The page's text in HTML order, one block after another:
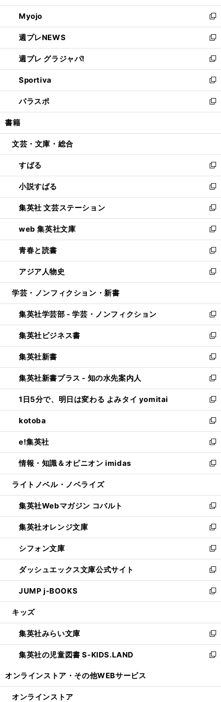
開
く
ウ
で
開
く
ン
ド
ウ
で
開
く
ウ
ィ
ン
ド
ウ
で
開
く
Myojo
新
し
い
ウ
ィ
ン
ド
ウ
で
開
週プレNEWS
新
し
い
ウ
ィ
ン
ド
ウ
開
週プレ グラジャパ!
新
し
い
ウ
ィ
ン
ウ
開
く
Sportiva
新
し
い
ウ
ン
ウ
で
開
く
パラスポ
新
し
ウ
ン
ド
ウ
で
開
く
書籍
文芸・文庫・総合
すばる
新
し
い
ウ
ィ
ン
ド
ウ
で
開
く
小説すばる
新
し
い
ウ
ィ
ン
ド
ウ
で
開
集英社 文芸ステーション
新
し
い
ウ
ィ
ン
ド
ウ
開
く
web 集英社文庫
新
し
い
ウ
ィ
ン
ウ
で
開
く
青春と読書
新
し
い
ウ
ン
ド
ウ
で
開
く
アジア人物史
新
し
ウ
ィ
ン
ド
ウ
で
開
く
学芸・ノンフィクション・新書
集英社学芸部 - 学芸・ノンフィクション
新
し
い
ウ
ィ
ン
ド
ウ
で
開
く
集英社ビジネス書
新
し
い
ウ
ィ
ン
ド
ウ
で
開
く
集英社新書
新
し
い
ウ
ィ
ン
ド
ウ
で
開
く
集英社新書プラス - 知の水先案内人
新
し
い
ウ
ィ
ン
ド
ウ
で
開
1日5分で、明日は変わる よみタイ yomitai
新
し
い
ウ
ィ
ン
ド
ウ
開
く
kotoba
新
し
い
ウ
ィ
ン
ウ
で
開
く
e!集英社
新
し
い
ウ
ン
ド
ウ
で
開
く
情報・知識＆オピニオン imidas
新
し
ウ
ィ
ン
ド
ウ
で
開
く
ライトノベル・ノベライズ
集英社Webマガジン コバルト
新
し
い
ウ
ィ
ン
ド
ウ
で
開
集英社オレンジ文庫
新
し
い
ウ
ィ
ン
ド
ウ
開
く
シフォン文庫
新
し
い
ウ
ィ
ン
ウ
で
開
く
ダッシュエックス文庫公式サイト
新
し
い
ウ
ン
ド
ウ
で
JUMP j-BOOKS
新
し
ウ
ィ
ン
ド
開
キッズ
集英社みらい文庫
新
し
い
ン
集英社の児童図書 S-KIDS.LAND
新
ウ
オンラインストア・ その他WEBサービス
オンラインストア